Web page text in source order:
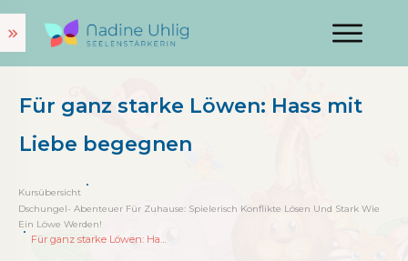
Für ganz starke Löwen: Hass mit
Liebe begegnen
Kursübersicht
Dschungel- Abenteuer Für Zuhause: Spielerisch Konflikte Lösen Und Stark Wie
Ein Löwe Werden!
Für ganz starke Löwen: Hass mit Liebe begegnen